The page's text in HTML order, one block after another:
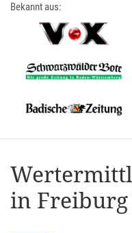
Bekannt aus:
in